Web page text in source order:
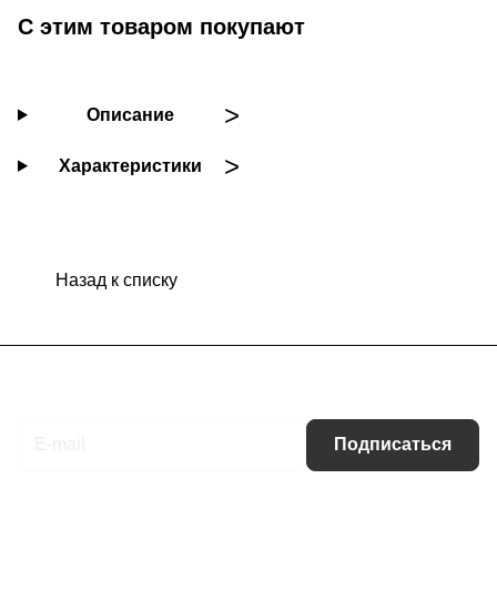
С этим товаром покупают
Описание
Характеристики
Назад к списку
Подписаться